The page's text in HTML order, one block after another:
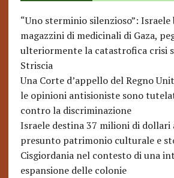
“Uno sterminio silenzioso”: Israele
magazzini di medicinali di Gaza,
ulteriormente la catastrofica crisi
Striscia
Una Corte d’appello del Regno
le opinioni antisioniste sono
contro la discriminazione
Israele destina 37 milioni di
presunto patrimonio culturale e
Cisgiordania nel contesto di una
espansione delle colonie